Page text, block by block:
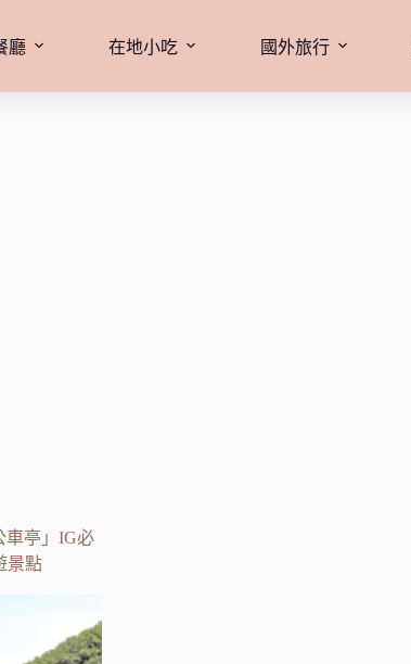
廳 在地小吃 國外旅行
車亭」IG必
景點